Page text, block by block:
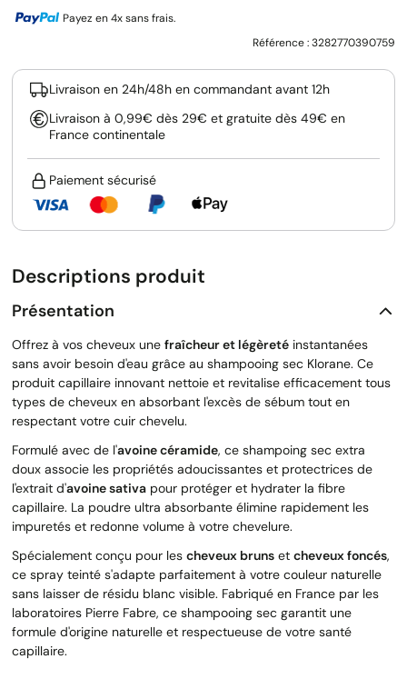
Payez en 4x sans frais.
Référence :3282770390759
Livraison en 24h/48h en commandant avant 12h
Livraison à 0,99€ dès 29€ et gratuite dès 49€ en
France continentale
Paiement sécurisé
Descriptions produit
Présentation
Offrez à vos cheveux une fraîcheur et légèreté instantanées
sans avoir besoin d'eau grâce au shampooing sec Klorane. Ce
produit capillaire innovant nettoie et revitalise efficacement tous
types de cheveux en absorbant l'excès de sébum tout en
respectant votre cuir chevelu.
Formulé avec de l'avoine céramide, ce shampoing sec extra
doux associe les propriétés adoucissantes et protectrices de
l'extrait d'avoine sativa pour protéger et hydrater la fibre
capillaire. La poudre ultra absorbante élimine rapidement les
impuretés et redonne volume à votre chevelure.
Spécialement conçu pour les cheveux bruns et cheveux foncés,
ce spray teinté s'adapte parfaitement à votre couleur naturelle
sans laisser de résidu blanc visible. Fabriqué en France par les
laboratoires Pierre Fabre, ce shampooing sec garantit une
formule d'origine naturelle et respectueuse de votre santé
capillaire.